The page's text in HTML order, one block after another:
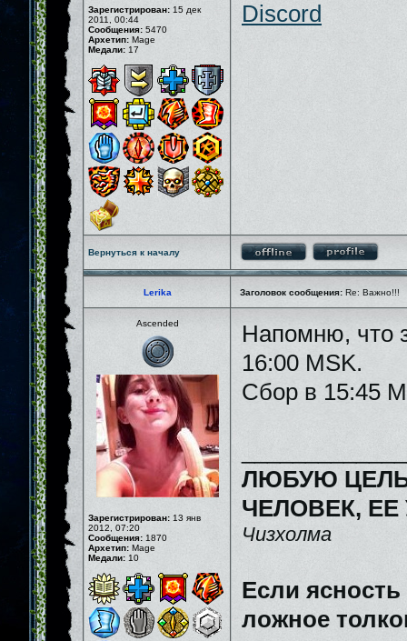
Зарегистрирован: 15 дек
2011, 00:44
Сообщения: 5470
Архетип: Mage
Медали: 17
Discord
Вернуться к началу
Lerika Заголовок сообщения: Re: Важно!!!
Ascended
Зарегистрирован: 13 янв
2012, 07:20
Сообщения: 1870
Архетип: Mage
Медали: 10
Напомню, что
16:00 MSK.
Сбор в 15:45
ЛЮБУЮ
ЧЕЛОВЕК,
Чизхолма
Если
ложное